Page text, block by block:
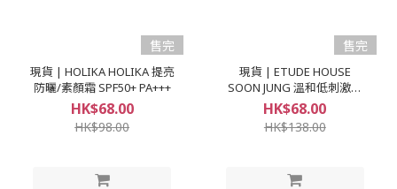
售完
現貨 | HOLIKA HOLIKA 提亮
防曬/素顏霜 SPF50+ PA+++
HK$68.00
HK$98.00
售完
現貨 | ETUDE HOUSE
SOON JUNG 溫和低刺激防
曬乳 (SPF49 PA++)
HK$68.00
HK$138.00